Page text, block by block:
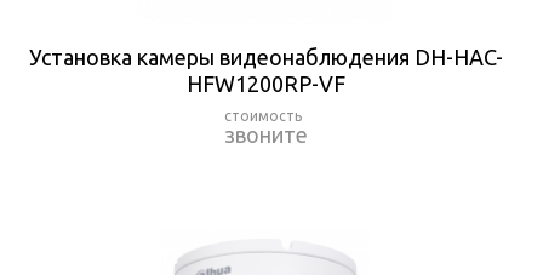
Установка камеры видеонаблюдения DH-HAC-
HFW1200RP-VF
звоните